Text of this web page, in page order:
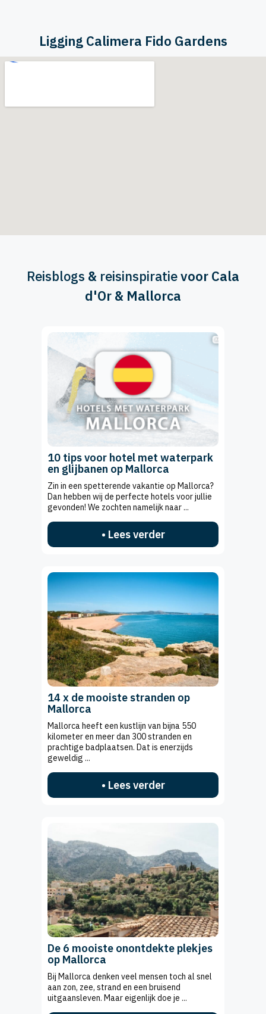
Ligging Calimera Fido Gardens
Reisblogs & reisinspiratievoor Cala
d'Or & Mallorca
10 tips voor hotel met waterpark
en glijbanen op Mallorca
Zin in een spetterende vakantie op Mallorca?
Dan hebben wij de perfecte hotels voor jullie
gevonden! We zochten namelijk naar ...
• Lees verder
14 x de mooiste stranden op
Mallorca
Mallorca heeft een kustlijn van bijna 550
kilometer en meer dan 300 stranden en
prachtige badplaatsen. Dat is enerzijds
geweldig ...
• Lees verder
De 6 mooiste onontdekte plekjes
op Mallorca
Bij Mallorca denken veel mensen toch al snel
aan zon, zee, strand en een bruisend
uitgaansleven. Maar eigenlijk doe je ...